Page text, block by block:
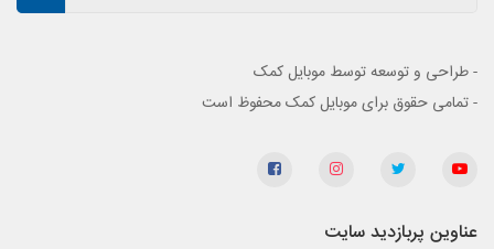
- طراحی و توسعه توسط موبایل کمک
- تمامی حقوق برای موبایل کمک محفوظ است
عناوین پربازدید سایت